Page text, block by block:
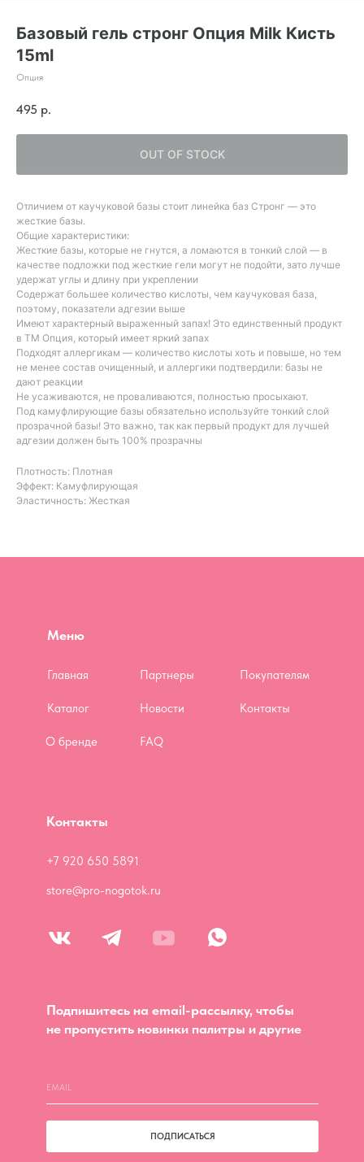
Базовый гель стронг Опция Milk Кисть
15ml
Опция
495 р.
OUT OF STOCK
Отличием от каучуковой базы стоит линейка баз Стронг — это
жесткие базы.
Общие характеристики:
Жесткие базы, которые не гнутся, а ломаются в тонкий слой — в
качестве подложки под жесткие гели могут не подойти, зато лучше
удержат углы и длину при укреплении
Содержат большее количество кислоты, чем каучуковая база,
поэтому, показатели адгезии выше
Имеют характерный выраженный запах! Это единственный продукт
в ТМ Опция, который имеет яркий запах
Подходят аллергикам — количество кислоты хоть и повыше, но тем
не менее состав очищенный, и аллергики подтвердили: базы не
дают реакции
Не усаживаются, не проваливаются, полностью просыхают.
Под камуфлирующие базы обязательно используйте тонкий слой
прозрачной базы! Это важно, так как первый продукт для лучшей
адгезии должен быть 100% прозрачны
Плотность: Плотная
Эффект: Камуфлирующая
Эластичность: Жесткая
Меню
Главная
Каталог
О бренде
Партнеры
Новости Контакты
Покупателям
Контакты
Подпишитесь на email-рассылку, чтобы
не пропустить новинки палитры и другие
+7 920 650 5891
store@pro-nogotok.ru
ПОДПИСАТЬСЯ
FAQ